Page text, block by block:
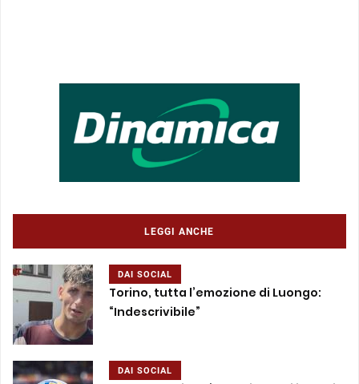
LEGGI ANCHE
DAI SOCIAL
Torino, tutta l’emozione di Luongo:
“Indescrivibile”
DAI SOCIAL